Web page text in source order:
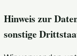
Hinweis zur
sonstige